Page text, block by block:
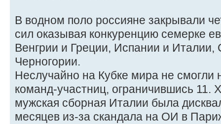
В водном поло россияне закрывали
сил оказывая конкуренцию семерке
Венгрии и Греции, Испании и Италии,
Черногории.
Неслучайно на Кубке мира не
команд-участниц, ограничившись 11.
мужская сборная Италии была
месяцев из-за скандала на ОИ в